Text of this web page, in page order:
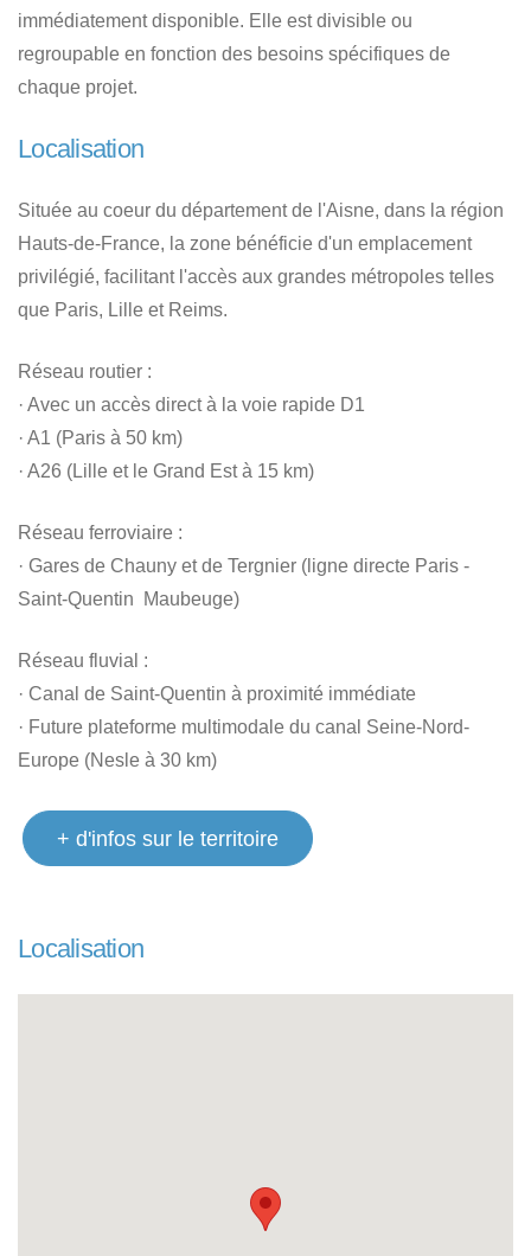
immédiatement disponible. Elle est divisible ou
regroupable en fonction des besoins spécifiques de
chaque projet.
Localisation
Située au coeur du département de l'Aisne, dans la région
Hauts-de-France, la zone bénéficie d'un emplacement
privilégié, facilitant l'accès aux grandes métropoles telles
que Paris, Lille et Reims.
Réseau routier :
· Avec un accès direct à la voie rapide D1
· A1 (Paris à 50 km)
· A26 (Lille et le Grand Est à 15 km)
Réseau ferroviaire :
· Gares de Chauny et de Tergnier (ligne directe Paris -
Saint-Quentin  Maubeuge)
Réseau fluvial :
· Canal de Saint-Quentin à proximité immédiate
· Future plateforme multimodale du canal Seine-Nord-
Europe (Nesle à 30 km)
+ d'infos sur le territoire
Localisation